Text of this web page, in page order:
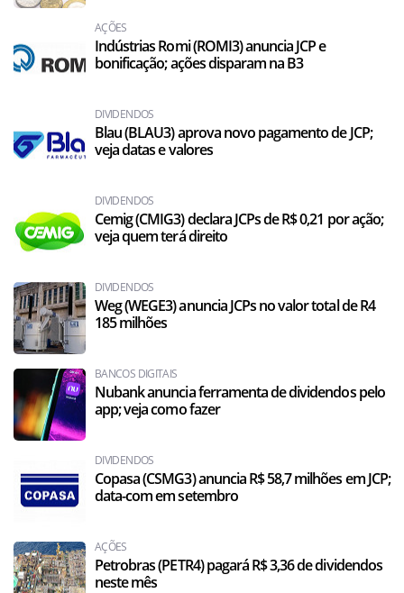
AÇÕES
Indústrias Romi (ROMI3) anuncia JCP e
bonificação; ações disparam na B3
DIVIDENDOS
Blau (BLAU3) aprova novo pagamento de JCP;
veja datas e valores
DIVIDENDOS
Cemig (CMIG3) declara JCPs de R$ 0,21 por ação;
veja quem terá direito
DIVIDENDOS
Weg (WEGE3) anuncia JCPs no valor total de R4
185 milhões
BANCOS DIGITAIS
Nubank anuncia ferramenta de dividendos pelo
app; veja como fazer
DIVIDENDOS
Copasa (CSMG3) anuncia R$ 58,7 milhões em JCP;
data-com em setembro
AÇÕES
Petrobras (PETR4) pagará R$ 3,36 de dividendos
neste mês